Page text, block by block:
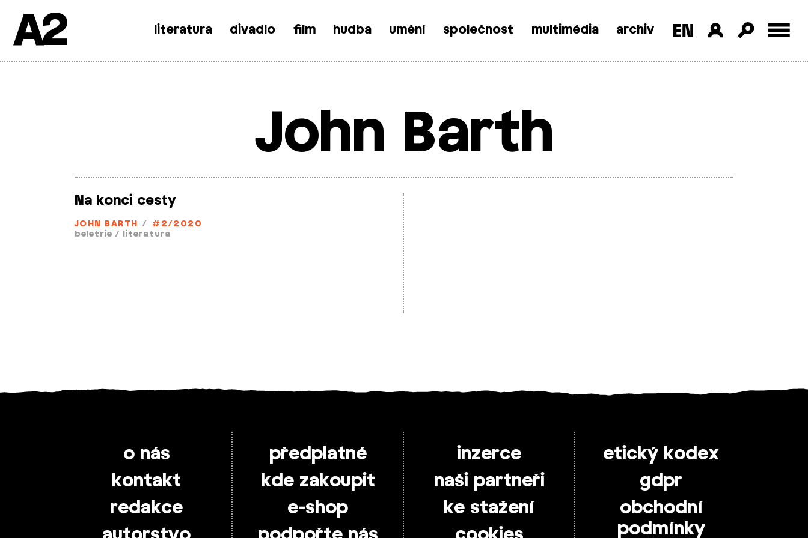
SkipA2 literatura divadlo film hudba umění společnost multimédia archiv
John Barth
Na konci cesty
JOHN BARTH /
#2/2020
beletrie / literatura
o nás
kontakt
redakce
předplatné
kde zakoupit
e-shop
inzerce
naši partneři
ke stažení
etický kodex
gdpr
obchodní
podmínky